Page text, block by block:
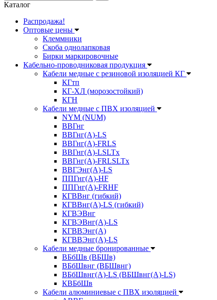
Каталог
Распродажа!
Оптовые цены
Клеммники
Скоба однолапковая
Бирки маркировочные
Кабельно-проводниковая продукция
Кабели медные с резиновой изоляцией КГ
КГтп
КГ-ХЛ (морозостойкий)
КГН
Кабели медные с ПВХ изоляцией
NYM (NUM)
ВВГнг
ВВГнг(А)-LS
ВВГнг(А)-FRLS
ВВГнг(A)-LSLTx
ВВГнг(A)-FRLSLTx
ВВГЭнг(А)-LS
ППГнг(А)-HF
ППГнг(А)-FRHF
КГВВнг (гибкий)
КГВВнг(А)-LS (гибкий)
КГВЭВнг
КГВЭВнг(А)-LS
КГВВЭнг(А)
КГВВЭнг(А)-LS
Кабели медные бронированные
ВБбШв (ВБШв)
ВБбШвнг (ВБШвнг)
ВБбШвнг(А)-LS (ВБШвнг(А)-LS)
КВБбШв
Кабели алюминиевые с ПВХ изоляцией